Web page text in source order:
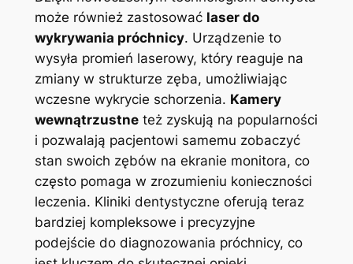
może również zastosować laser do
wykrywania próchnicy. Urządzenie to
wysyła promień laserowy, który reaguje na
zmiany w strukturze zęba, umożliwiając
wczesne wykrycie schorzenia. Kamery
wewnątrzustneteż zyskują na popularności
i pozwalają pacjentowi samemu zobaczyć
stan swoich zębów na ekranie monitora, co
często pomaga w zrozumieniu konieczności
leczenia. Kliniki dentystyczne oferują teraz
bardziej kompleksowe i precyzyjne
podejście do diagnozowania próchnicy, co